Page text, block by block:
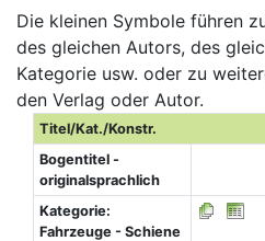
Die kleinen Symbole führen
des gleichen Autors, des
Kategorie usw. oder zu
den Verlag oder Autor.
Titel/Kat./Konstr.
Bogentitel -
originalsprachlich
Kategorie:
Fahrzeuge - Schiene